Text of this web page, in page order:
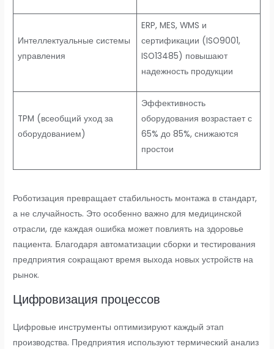
Интеллектуальные системы
управления
ERP, MES, WMS и
сертификации (ISO9001,
ISO13485) повышают
надежность продукции
TPM (всеобщий уход за
оборудованием)
Эффективность
оборудования возрастает с
65% до 85%, снижаются
простои
Роботизация превращает стабильность монтажа в стандарт,
а не случайность. Это особенно важно для медицинской
отрасли, где каждая ошибка может повлиять на здоровье
пациента. Благодаря автоматизации сборки и тестирования
предприятия сокращают время выхода новых устройств на
рынок.
Цифровизация процессов
Цифровые инструменты оптимизируют каждый этап
производства. Предприятия используют термический анализ